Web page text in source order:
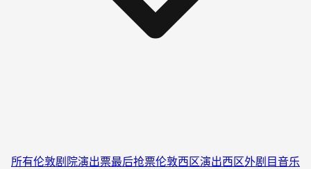
所有伦敦剧院演出票最后抢票伦敦西区演出西区外剧目音乐